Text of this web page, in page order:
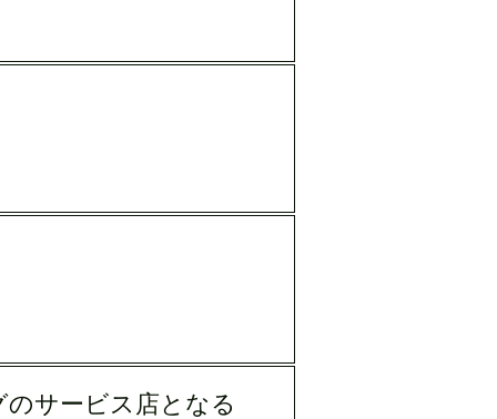
サービス店となる